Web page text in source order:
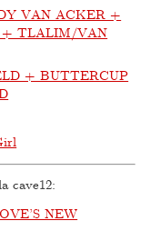
VAN ACKER +
+ TLALIM/VAN
+ BUTTERCUP
cave12:
NEW